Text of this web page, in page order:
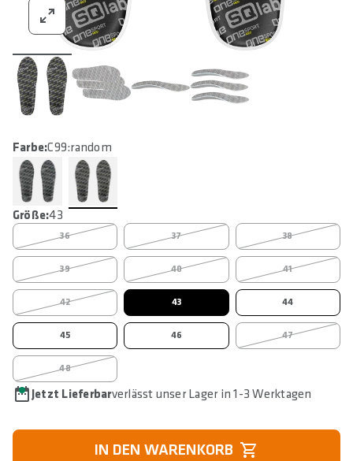
Jetzt Lieferbarverlässt unser Lager in 1-3 Werktagen
Farbe:C99:random
Größe:43
36 37 38
39 40 41
42 43 44
45 46 47
48
IN DEN WARENKORB